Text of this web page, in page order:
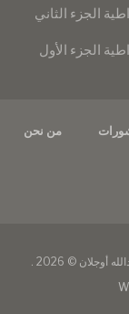
الجزء الثاني
الجزء الأول
من نحن
© 2026 .